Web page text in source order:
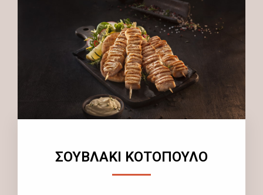
ΣΟΥΒΛΑΚΙ ΚΟΤΟΠΟΥΛΟ